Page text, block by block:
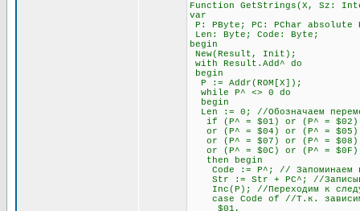
Function GetStrings(X, Sz:
var
P: PByte; PC: PChar absolute
Len: Byte; Code: Byte;
begin
New(Result, Init);
with Result.Add^ do
begin
P := Addr(ROM[X]);
while P^ <> 0 do
begin
Len := 0; //Обозначаем
if (P^ = $01) or (P^ = $02) or
or (P^ = $04) or (P^ = $05) or
or (P^ = $07) or (P^ = $08)
or (P^ = $0C) or (P^ = $0F)
then begin
Code := P^; // Запоминаем
Str := Str + PC^; //
Inc(P); //Переходим к
case Code of //Т.к.
$01,